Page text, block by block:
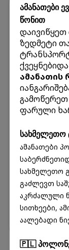
პირადი
წამყვან
ამანათები
მარტივად
სრული
ამანათები
წონით
ზედმეტი
ამანათის
გამოწერეთ
ფარული
სახმელეთო
ამანათები
სახმელეთო
გაძლევთ
აკრძალული
სითხეები,
აალებადი
🇵🇱